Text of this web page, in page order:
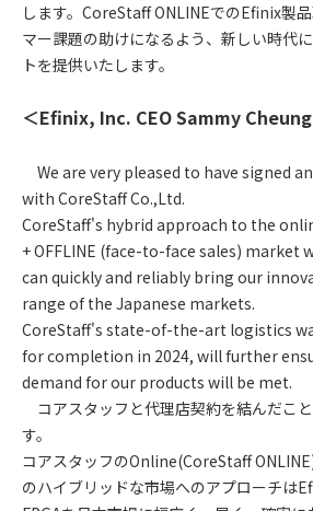
します。CoreStaff ONLINEでのEfinix製
マー課題の助けになるよう、新しい時代
トを提供いたします。
＜Efinix, Inc. CEO Sammy Cheung
We are very pleased to have signed
with CoreStaff Co.,Ltd.
CoreStaff's hybrid approach to the
+ OFFLINE (face-to-face sales) market
can quickly and reliably bring our
range of the Japanese markets.
CoreStaff's state-of-the-art logistics
for completion in 2024, will further
demand for our products will be met.
コアスタッフと代理店契約を結んだこ
す。
コアスタッフのOnline(CoreStaff
のハイブリッドな市場へのアプローチは